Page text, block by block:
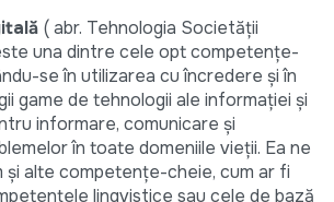
( abr. Tehnologia Societății
una dintre cele opt competențe-
se în utilizarea cu încredere și în
game de tehnologii ale informației și
informare, comunicare și
în toate domeniile vieții. Ea ne
şi alte competenţe-cheie, cum ar fi
lingvistice sau cele de bază